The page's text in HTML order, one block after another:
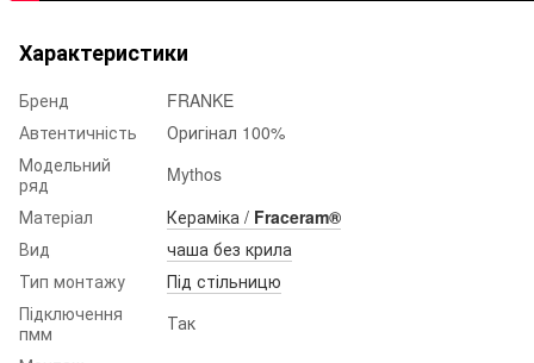
Характеристики
Бренд
FRANKE
Автентичність
Оригінал 100%
Модельний
ряд
Mythos
Матеріал
Кераміка / Fraceram®
Вид
чаша без крила
Тип монтажу
Під стільницю
Підключення
пмм
Так